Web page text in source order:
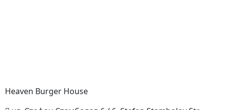
Heaven Burger House